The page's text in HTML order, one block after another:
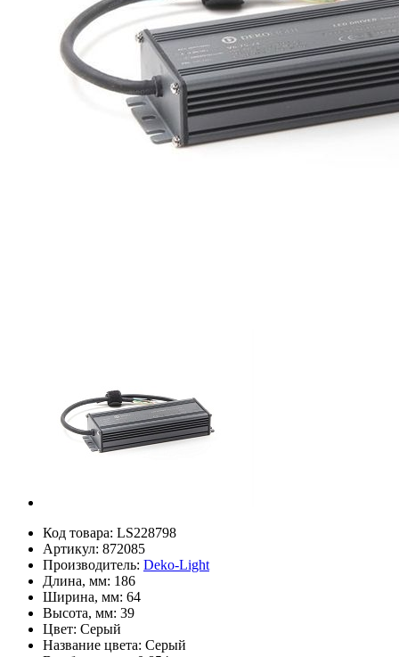
Код товара: LS228798
Артикул: 872085
Производитель: Deko-Light
Длина, мм: 186
Ширина, мм: 64
Высота, мм: 39
Цвет: Серый
Название цвета: Серый